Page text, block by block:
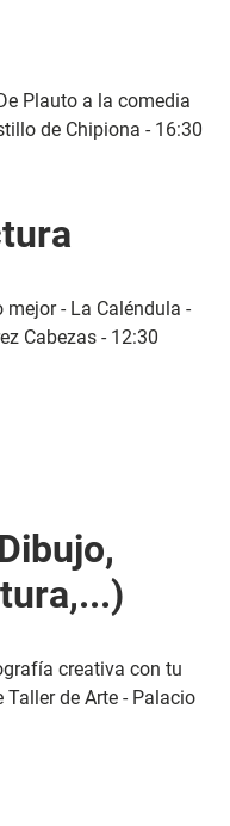
Plauto a la comedia
de Chipiona - 16:30
- La Caléndula -
Cabezas - 12:30
creativa con tu
de Arte - Palacio